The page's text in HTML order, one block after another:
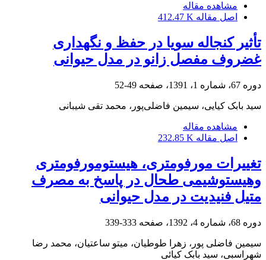
مشاهده مقاله
اصل مقاله 412.47 K
تأثیر کنجاله سویا در حفظ و نگهداری
غضروف مفصل زانو در مدل حیوانی
دوره 67، شماره 1، 1391، صفحه 49-52
سید بابک کیایی، سیمین فاضلی‌پور، محمد تقی شیبانی
مشاهده مقاله
اصل مقاله 232.85 K
تغییرات مورفومتری، هیستومورفومتری
وهیستوشیمی طحال در پاسخ به مصرف
متیل فنیدیت در مدل حیوانی
دوره 68، شماره 4، 1392، صفحه 333-339
سیمین فاضلی پور، زهرا طوطیان، میتو ساعتیان، محمد رضا
شهراسبی، سید بابک کیائی